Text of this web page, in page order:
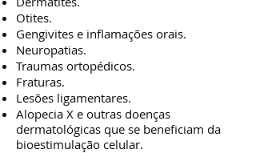
Otites.
Gengivites e inflamações orais.
Neuropatias.
Traumas ortopédicos.
Fraturas.
Lesões ligamentares.
Alopecia X e outras doenças
dermatológicas que se beneficiam da
bioestimulação celular.